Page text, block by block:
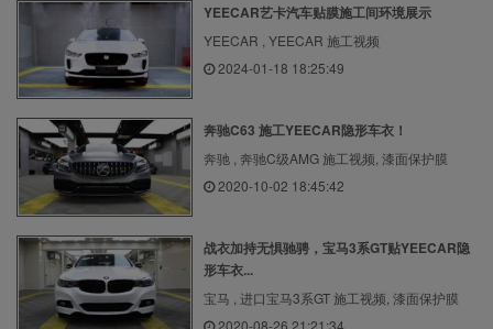
YEECAR艺卡汽车贴膜施工间环境展示
YEECAR , YEECAR 施工视频
2024-01-18 18:25:49
奔驰C63 施工YEECAR隐形车衣！
奔驰 , 奔驰C级AMG 施工视频, 漆面保护膜
2020-10-02 18:45:42
战衣加持无惧驰骋，宝马3系GT贴YEECAR隐
形车衣...
宝马 , 进口宝马3系GT 施工视频, 漆面保护膜
2020-08-26 21:21:34